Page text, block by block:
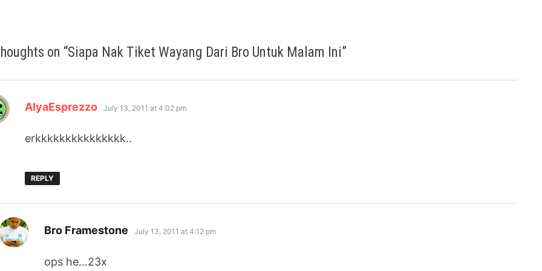
on “Siapa Nak Tiket Wayang Dari Bro Untuk Malam Ini”
AlyaEsprezzo says:
July 13, 2011 at 4:02 pm
erkkkkkkkkkkkkkkk..
REPLY
Bro Framestone says:
July 13, 2011 at 4:12 pm
ops he…23x